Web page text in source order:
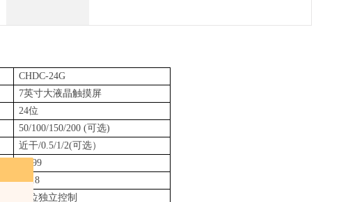
CHDC-24G
7英寸大液晶触摸屏
24位
50/100/150/200 (可选)
近干/0.5/1/2(可选）
0-999
0-0.8
24位独立控制